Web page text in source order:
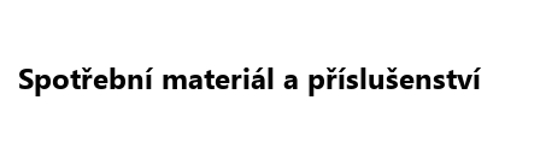
Spotřební materiál a příslušenství